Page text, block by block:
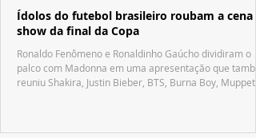
Ídolos do futebol brasileiro roubam a cena
show da final da Copa
Ronaldo Fenômeno e Ronaldinho Gaúcho dividiram o
palco com Madonna em uma apresentação que
reuniu Shakira, Justin Bieber, BTS, Burna Boy, Muppets,